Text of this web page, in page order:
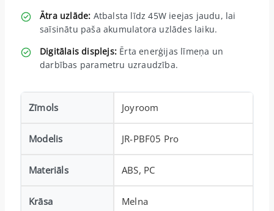
Ātra uzlāde: Atbalsta līdz 45W ieejas jaudu, lai
saīsinātu paša akumulatora uzlādes laiku.
Digitālais displejs: Ērta enerģijas līmeņa un
darbības parametru uzraudzība.
Zīmols Joyroom
Modelis JR-PBF05 Pro
Materiāls ABS, PC
Krāsa Melna